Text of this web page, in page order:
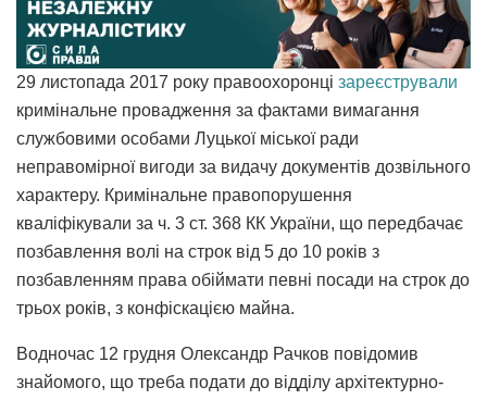
29 листопада 2017 року правоохоронці зареєстрували
кримінальне провадження за фактами вимагання
службовими особами Луцької міської ради
неправомірної вигоди за видачу документів дозвільного
характеру. Кримінальне правопорушення
кваліфікували за ч. 3 ст. 368 КК України, що передбачає
позбавлення волі на строк від 5 до 10 років з
позбавленням права обіймати певні посади на строк до
трьох років, з конфіскацією майна.
Водночас 12 грудня Олександр Рачков повідомив
знайомого, що треба подати до відділу архітектурно-